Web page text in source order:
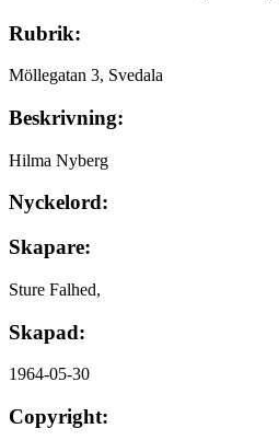
Rubrik:
Möllegatan 3, Svedala
Beskrivning:
Hilma Nyberg
Nyckelord:
Skapare:
Sture Falhed,
Skapad:
1964-05-30
Copyright: